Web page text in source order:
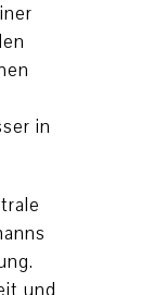
in